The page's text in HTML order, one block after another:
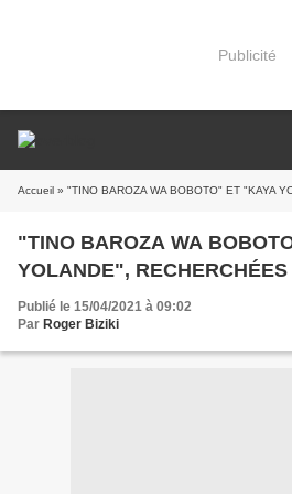
Publicité
Accueil » "TINO BAROZA WA BOBOTO" ET "KAYA
"TINO BAROZA WA
YOLANDE",
Publié le 15/04/2021 à 09:02
Par Roger Biziki